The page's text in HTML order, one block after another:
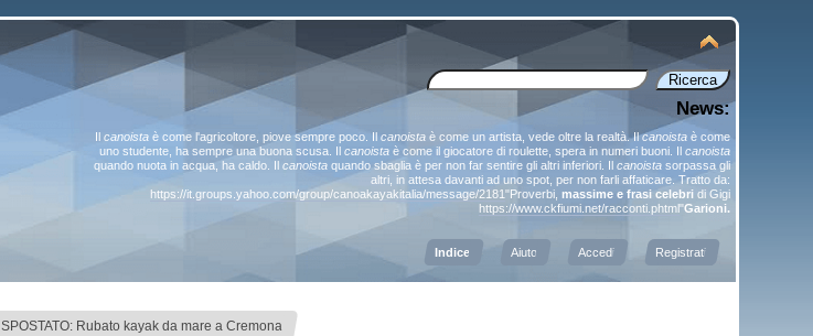
News:
Il canoistaè come l'agricoltore, piove sempre poco. Il canoistaè come un artista, vede oltre la realtà. Ilcanoistaè come
uno studente, ha sempre una buona scusa. Il canoistaè come il giocatore di roulette, spera in numeri buoni. Il canoista
quando nuota in acqua, ha caldo. Il canoistaquando sbaglia è per non far sentire gli altri inferiori. Il canoistasorpassa gli
altri, in attesa davanti ad uno spot, per non farli affaticare. Tratto da:
https://it.groups.yahoo.com/group/canoakayakitalia/message/2181"Proverbi, massime e frasi celebridi Gigi
https://www.ckfiumi.net/racconti.phtml"Garioni.
Indice Aiuto Accedi Registrati
SPOSTATO: Rubato kayak da mare a Cremona